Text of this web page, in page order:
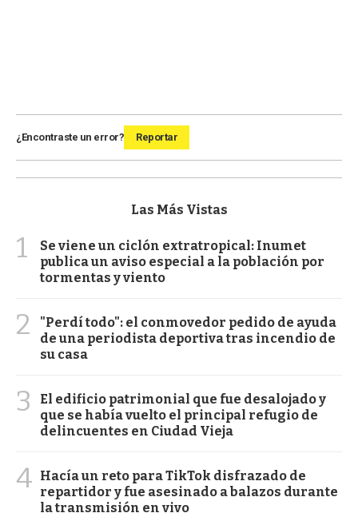
¿Encontraste un error? Reportar
Las Más Vistas
1
Se viene un ciclón extratropical: Inumet
publica un aviso especial a la población por
tormentas y viento
2
"Perdí todo": el conmovedor pedido de ayuda
de una periodista deportiva tras incendio de
su casa
3
El edificio patrimonial que fue desalojado y
que se había vuelto el principal refugio de
delincuentes en Ciudad Vieja
4 Hacía un reto para TikTok disfrazado de
repartidor y fue asesinado a balazos durante
la transmisión en vivo